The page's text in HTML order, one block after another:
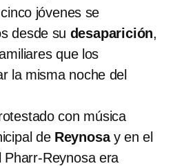
jóvenes se
desde su desaparición,
que los
la misma noche del
con música
de Reynosay en el
Pharr-Reynosa era